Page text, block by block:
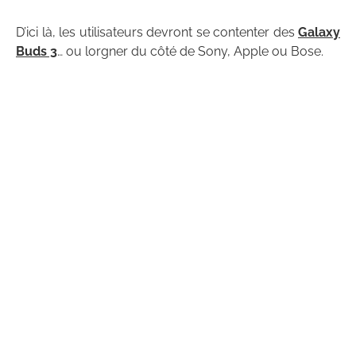
D’ici là, les utilisateurs devront se contenter des Galaxy
Buds 3… ou lorgner du côté de Sony, Apple ou Bose.